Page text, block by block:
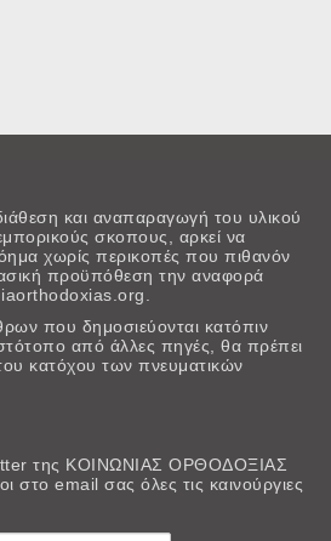
και αναπαραγωγή του υλικού
σκοπους, αρκεί να
χωρίς περικοπές που πιθανόν
προϋπόθεση την αναφορά
που δημοσιεύονται κατόπιν
από άλλες πηγές, θα πρέπει
κατόχου των πνευματικών
της ΚΟΙΝΩΝΙΑΣ ΟΡΘΟΔΟΞΙΑΣ
στο email σας όλες τις καινούργιες